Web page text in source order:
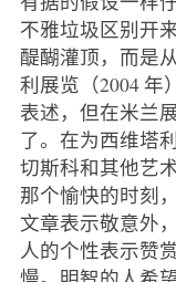
不雅垃圾区别开
醍醐灌顶，而是
利展览（2004 年
表述，但在米兰
了。在为西维塔
切斯科和其他艺
那个愉快的时刻
文章表示敬意外
人的个性表示赞